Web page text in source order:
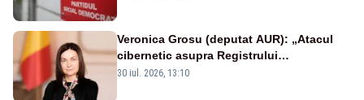
Veronica Grosu (deputat AUR): „Atacul
cibernetic asupra Registrului
Proprietăților transmite un semnal de
30 iul. 2026, 13:10